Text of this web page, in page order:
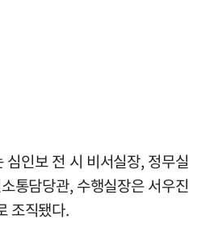
심인보 전 시 비서실장, 정무실
통담당관, 수행실장은 서우진
조직됐다.